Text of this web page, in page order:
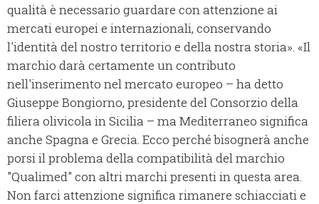
qualità è necessario guardare con attenzione ai
mercati europei e internazionali, conservando
l'identità del nostro territorio e della nostra storia». «Il
marchio darà certamente un contributo
nell'inserimento nel mercato europeo – ha detto
Giuseppe Bongiorno, presidente del Consorzio della
filiera olivicola in Sicilia – ma Mediterraneo significa
anche Spagna e Grecia. Ecco perché bisognerà anche
porsi il problema della compatibilità del marchio
"Qualimed" con altri marchi presenti in questa area.
Non farci attenzione significa rimanere schiacciati e